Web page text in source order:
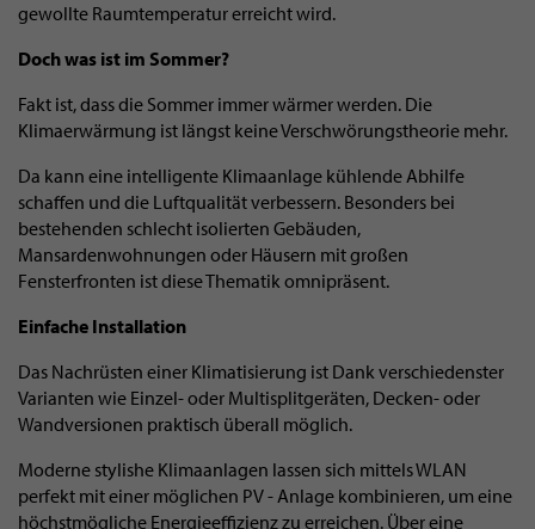
gewollte Raumtemperatur erreicht wird.
Doch was ist im Sommer?
Fakt ist, dass die Sommer immer wärmer werden. Die
Klimaerwärmung ist längst keine Verschwörungstheorie mehr.
Da kann eine intelligente Klimaanlage kühlende Abhilfe
schaffen und die Luftqualität verbessern. Besonders bei
bestehenden schlecht isolierten Gebäuden,
Mansardenwohnungen oder Häusern mit großen
Fensterfronten ist diese Thematik omnipräsent.
Einfache Installation
Das Nachrüsten einer Klimatisierung ist Dank verschiedenster
Varianten wie Einzel- oder Multisplitgeräten, Decken- oder
Wandversionen praktisch überall möglich.
Moderne stylishe Klimaanlagen lassen sich mittels WLAN
perfekt mit einer möglichen PV - Anlage kombinieren, um eine
höchstmögliche Energieeffizienz zu erreichen. Über eine